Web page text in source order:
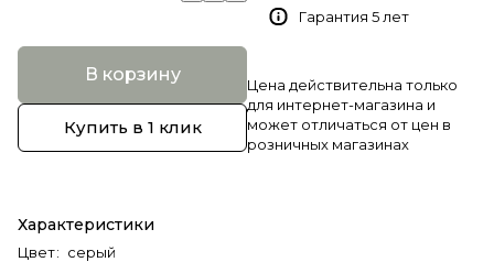
В корзину
Купить в 1 клик
Характеристики
Цвет: серый
Гарантия 5 лет
Цена действительна только
для интернет-магазина и
может отличаться от цен в
розничных магазинах